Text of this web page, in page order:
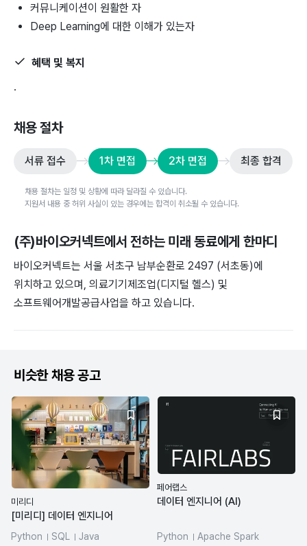
커뮤니케이션이 원활한 자
Deep Learning에 대한 이해가 있는자
혜택 및 복지
.
채용 절차
서류 접수 1차 면접 2차 면접 최종 합격
채용 절차는 일정 및 상황에 따라 달라질 수 있습니다.
지원서 내용 중 허위 사실이 있는 경우에는 합격이 취소될 수 있습니다.
(주)바이오커넥트에서 전하는 미래 동료에게 한마디
바이오커넥트는 서울 서초구 남부순환로 2497 (서초동)에
위치하고 있으며, 의료기기제조업(디지털 헬스) 및
소프트웨어개발공급사업을 하고 있습니다.
비슷한 채용 공고
미리디
[미리디] 데이터 엔지니어
Python SQL
Java
페어랩스
데이터 엔지니어 (AI)
Python
Apache Spark